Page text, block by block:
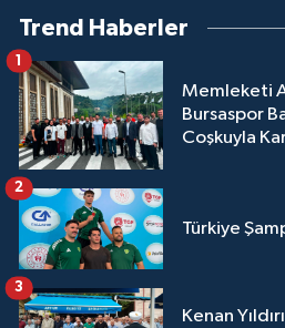
Trend Haberler
Memleketi
Bursaspor
Coşkuyla
1
Türkiye
2
Kenan
3